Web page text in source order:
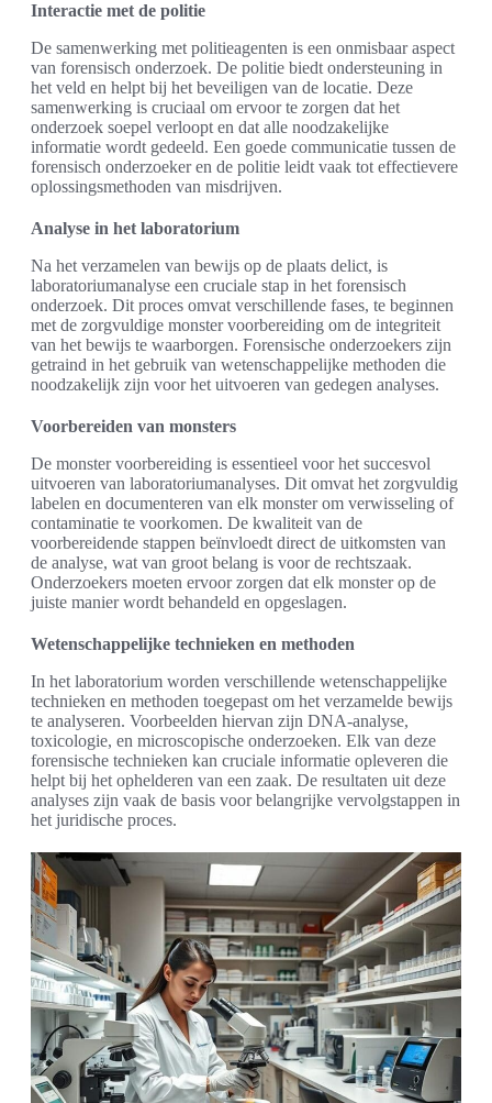
Interactie met de politie
De samenwerking met politieagenten is een onmisbaar aspect
van forensisch onderzoek. De politie biedt ondersteuning in
het veld en helpt bij het beveiligen van de locatie. Deze
samenwerking is cruciaal om ervoor te zorgen dat het
onderzoek soepel verloopt en dat alle noodzakelijke
informatie wordt gedeeld. Een goede communicatie tussen de
forensisch onderzoeker en de politie leidt vaak tot effectievere
oplossingsmethoden van misdrijven.
Analyse in het laboratorium
Na het verzamelen van bewijs op de plaats delict, is
laboratoriumanalyse een cruciale stap in het forensisch
onderzoek. Dit proces omvat verschillende fases, te beginnen
met de zorgvuldige monster voorbereiding om de integriteit
van het bewijs te waarborgen. Forensische onderzoekers zijn
getraind in het gebruik van wetenschappelijke methoden die
noodzakelijk zijn voor het uitvoeren van gedegen analyses.
Voorbereiden van monsters
De monster voorbereiding is essentieel voor het succesvol
uitvoeren van laboratoriumanalyses. Dit omvat het zorgvuldig
labelen en documenteren van elk monster om verwisseling of
contaminatie te voorkomen. De kwaliteit van de
voorbereidende stappen beïnvloedt direct de uitkomsten van
de analyse, wat van groot belang is voor de rechtszaak.
Onderzoekers moeten ervoor zorgen dat elk monster op de
juiste manier wordt behandeld en opgeslagen.
Wetenschappelijke technieken en methoden
In het laboratorium worden verschillende wetenschappelijke
technieken en methoden toegepast om het verzamelde bewijs
te analyseren. Voorbeelden hiervan zijn DNA-analyse,
toxicologie, en microscopische onderzoeken. Elk van deze
forensische technieken kan cruciale informatie opleveren die
helpt bij het ophelderen van een zaak. De resultaten uit deze
analyses zijn vaak de basis voor belangrijke vervolgstappen in
het juridische proces.